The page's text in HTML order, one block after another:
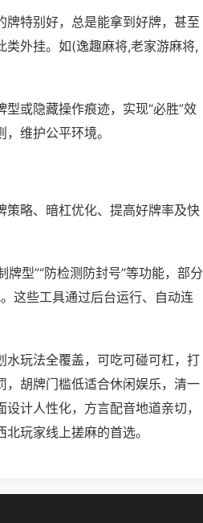
特别好，总是能拿到好牌，甚至
外挂。如(逸趣麻将,老家游麻将,
或隐藏操作痕迹，实现“必胜”效
维护公平环境。
策略、暗杠优化、提高好牌率及快
型”“防检测防封号”等功能，部分
这些工具通过后台运行、自动连
水玩法全覆盖，可吃可碰可杠，打
，胡牌门槛低适合休闲娱乐，清一
计人性化，方言配音地道亲切，
玩家线上搓麻的首选。